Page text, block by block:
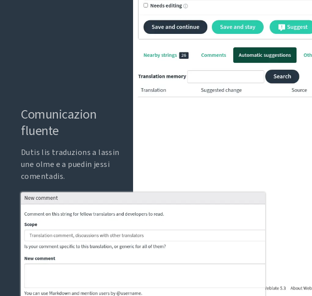
Comunicazion
fluente
Dutis lis traduzions a lassin
une olme e a puedin jessi
comentadis.